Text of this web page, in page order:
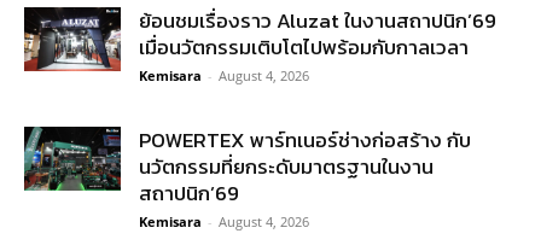
ย้อนชมเรื่องราว Aluzat ในงานสถาปนิก’69
เมื่อนวัตกรรมเติบโตไปพร้อมกับกาลเวลา
Kemisara - August 4, 2026
POWERTEX พาร์ทเนอร์ช่างก่อสร้าง กับ
นวัตกรรมที่ยกระดับมาตรฐานในงาน
สถาปนิก’69
Kemisara - August 4, 2026